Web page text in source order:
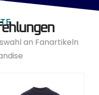
an Fanartikeln